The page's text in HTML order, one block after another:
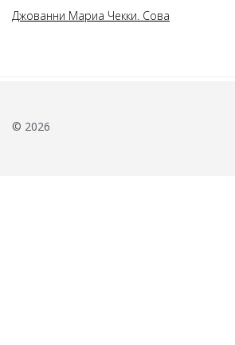
Джованни Мариа Чекки. Сова
© 2026